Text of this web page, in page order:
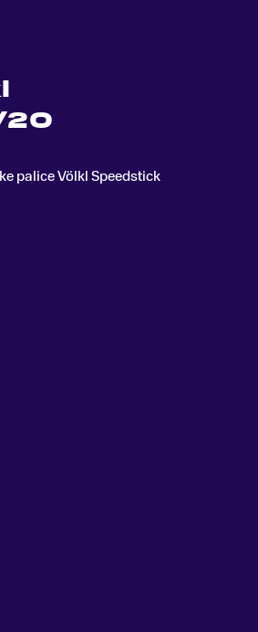
20
palice Völkl Speedstick